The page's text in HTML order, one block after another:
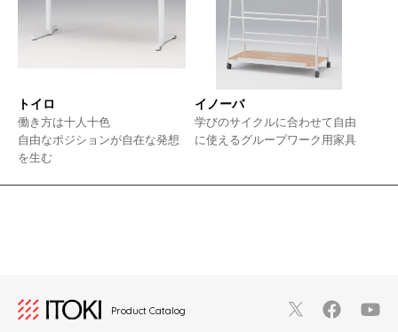
トイロ
働き方は十人十色
自由なポジションが自在な発想
を生む
イノーバ
学びのサイクルに合わせて自由
に使えるグループワーク用家具
Product Catalog